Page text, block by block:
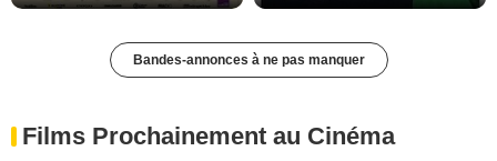
Bandes-annonces à ne pas manquer
Films Prochainement au Cinéma